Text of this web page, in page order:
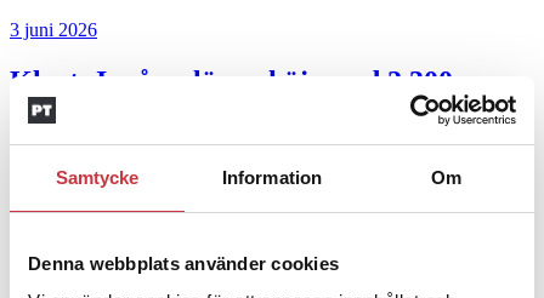
Samtycke Information Om
Denna webbplats använder cookies
3 juni 2026
Klart: Ingångslönen höjs med 2 300
kronor
Insändare:Miljoner i sjön –
polisaspiranter underkänns på
godtyckliga grunder